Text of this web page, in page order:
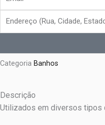
Endereço
Categoria Banhos
Descrição
Utilizados em diversos tipos